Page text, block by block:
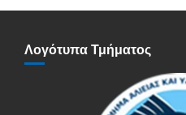
Λογότυπα Τμήματος